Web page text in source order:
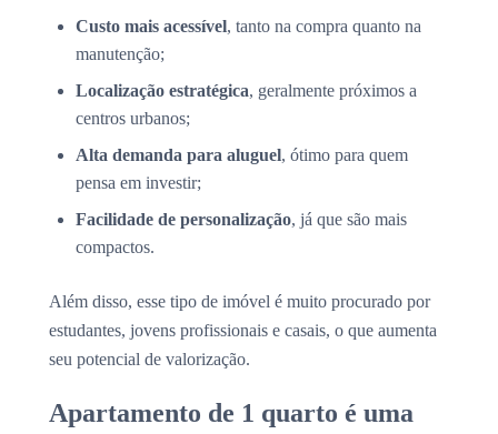
Custo mais acessível, tanto na compra quanto na
manutenção;
Localização estratégica, geralmente próximos a
centros urbanos;
Alta demanda para aluguel, ótimo para quem
pensa em investir;
Facilidade de personalização, já que são mais
compactos.
Além disso, esse tipo de imóvel é muito procurado por
estudantes, jovens profissionais e casais, o que aumenta
seu potencial de valorização.
Apartamento de 1 quarto é uma